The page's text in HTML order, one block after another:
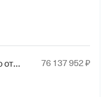
по Брянской
Котлы водогрейные центрального отопления для производства горячей воды или пара низкого давления 76 137952₽